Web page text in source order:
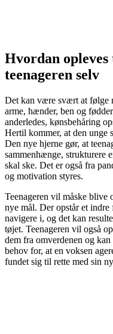
Hvordan
teenageren selv
Det kan være svært at følge
arme, hænder, ben og
anderledes, kønsbehåring
Hertil kommer, at den unge
Den nye hjerne gør, at
sammenhænge, strukturere
skal ske. Det er også fra
og motivation styres.
Teenageren vil måske blive
nye mål. Der opstår et
navigere i, og det kan
tøjet. Teenageren vil også
dem fra omverdenen og
behov for, at en voksen
fundet sig til rette med sin